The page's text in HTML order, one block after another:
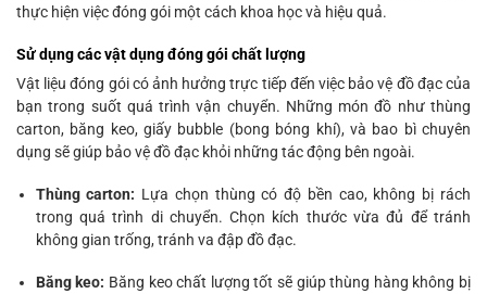
thực hiện việc đóng gói một cách khoa học và hiệu quả.
Sử dụng các vật dụng đóng gói chất lượng
Vật liệu đóng gói có ảnh hưởng trực tiếp đến việc bảo vệ đồ đạc của
bạn trong suốt quá trình vận chuyển. Những món đồ như thùng
carton, băng keo, giấy bubble (bong bóng khí), và bao bì chuyên
dụng sẽ giúp bảo vệ đồ đạc khỏi những tác động bên ngoài.
Thùng carton: Lựa chọn thùng có độ bền cao, không bị rách
trong quá trình di chuyển. Chọn kích thước vừa đủ để tránh
không gian trống, tránh va đập đồ đạc.
Băng keo: Băng keo chất lượng tốt sẽ giúp thùng hàng không bị